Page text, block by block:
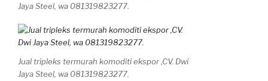
Jaya Steel, wa 081319823277.
Jual tripleks termurah komoditi ekspor ,CV. Dwi
Jaya Steel, wa 081319823277.